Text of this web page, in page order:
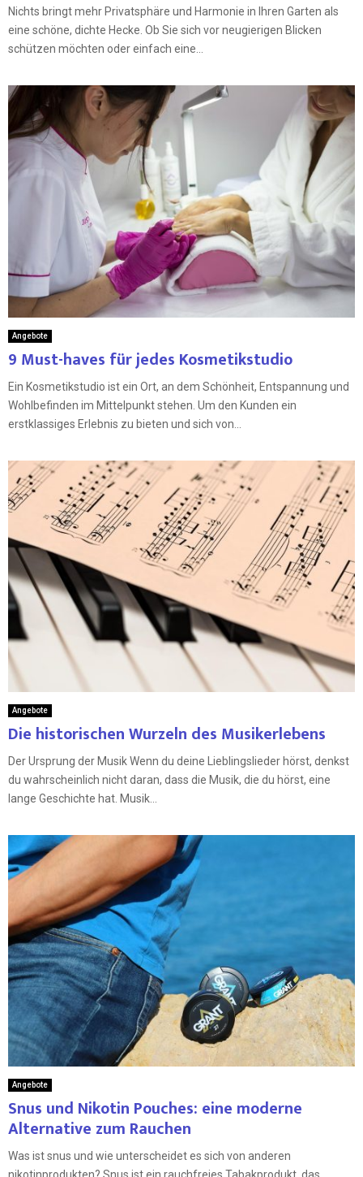
Nichts bringt mehr Privatsphäre und Harmonie in Ihren Garten als
eine schöne, dichte Hecke. Ob Sie sich vor neugierigen Blicken
schützen möchten oder einfach eine...
Angebote
9 Must-haves für jedes Kosmetikstudio
Ein Kosmetikstudio ist ein Ort, an dem Schönheit, Entspannung und
Wohlbefinden im Mittelpunkt stehen. Um den Kunden ein
erstklassiges Erlebnis zu bieten und sich von...
Angebote
Die historischen Wurzeln des Musikerlebens
Der Ursprung der Musik Wenn du deine Lieblingslieder hörst, denkst
du wahrscheinlich nicht daran, dass die Musik, die du hörst, eine
lange Geschichte hat. Musik...
Angebote
Snus und Nikotin Pouches: eine moderne
Alternative zum Rauchen
Was ist snus und wie unterscheidet es sich von anderen